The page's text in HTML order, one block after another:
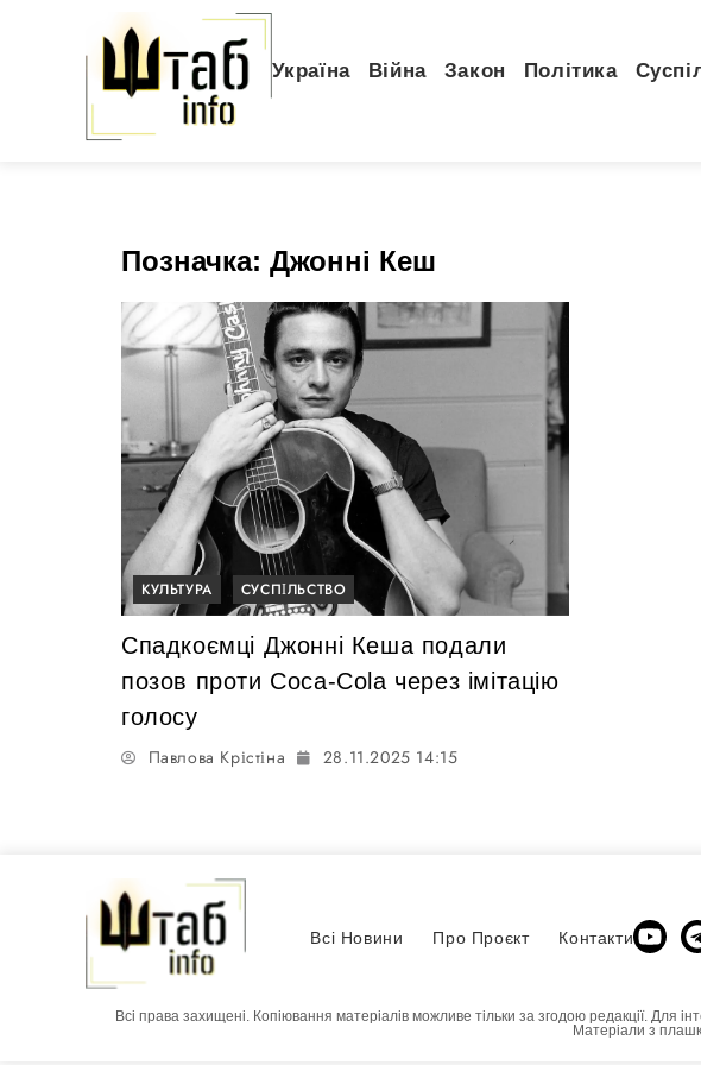
Україна Війна Закон Політика
Позначка: Джонні Кеш
КУЛЬТУРА СУСПІЛЬСТВО
Спадкоємці Джонні Кеша подали
позов проти Coca-Cola через імітацію
голосу
Павлова Крістіна 28.11.2025 14:15
Всі Новини Про Проєкт Контакти
Всі права захищені. Копіювання матеріалів можливе тільки за згодою редакції. Для
Матеріали з